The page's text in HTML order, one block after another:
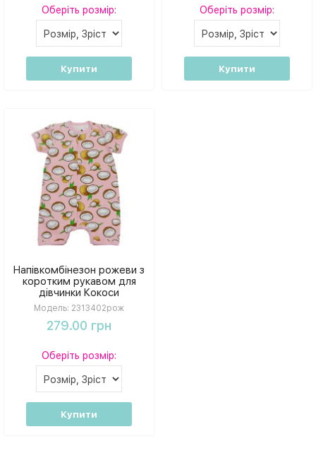
Оберіть розмір:
Купити
Оберіть розмір:
Купити
Напівкомбінезон рожеви з
коротким рукавом для
дівчинки Кокоси
Модель: 2313402рож
279.00 грн
Оберіть розмір:
Купити